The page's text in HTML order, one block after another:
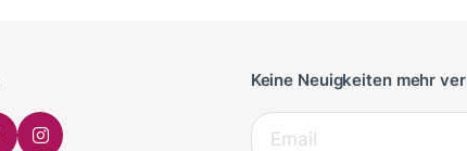
Keine Neuigkeiten mehr